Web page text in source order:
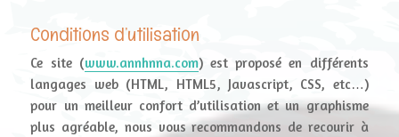
Conditions d’utilisation
Ce site (www.annhnna.com) est proposé en différents
langages web (HTML, HTML5, Javascript, CSS, etc…)
pour un meilleur confort d’utilisation et un graphisme
plus agréable, nous vous recommandons de recourir à